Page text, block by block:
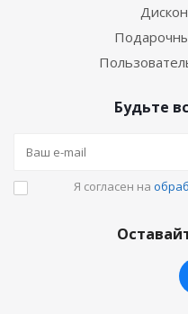
Будьте
Я согласен на